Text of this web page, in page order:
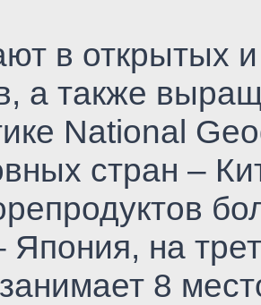
в открытых
а также
National
стран –
Япония, на
8